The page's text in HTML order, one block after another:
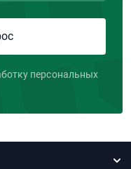
персональных